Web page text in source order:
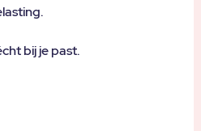
bij je past.